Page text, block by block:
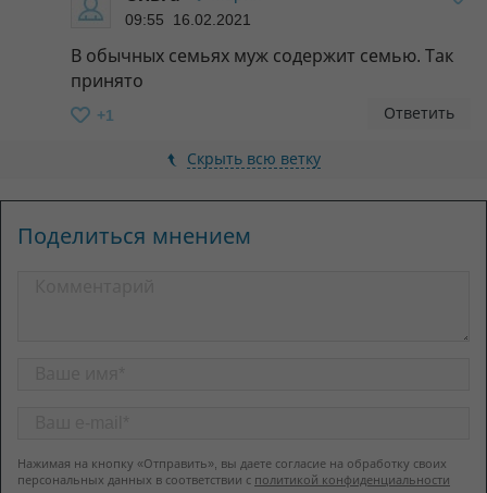
09:55 16.02.2021
В обычных семьях муж содержит семью. Так
принято
+1 Ответить
Скрыть всю ветку
Поделиться мнением
Нажимая на кнопку «Отправить», вы даете согласие на обработку своих
персональных данных в соответствии с политикой конфиденциальности